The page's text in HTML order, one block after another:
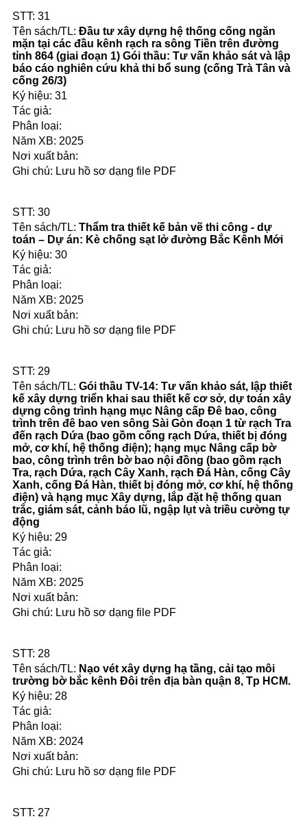
31
Đầu tư xây dựng hệ thống cống ngăn
mặn tại các đầu kênh rạch ra sông Tiền trên đường
tỉnh 864 (giai đoạn 1) Gói thầu: Tư vấn khảo sát và lập
báo cáo nghiên cứu khả thi bổ sung (cống Trà Tân và
cống 26/3)
31
2025
Lưu hồ sơ dạng file PDF
30
Thẩm tra thiết kế bản vẽ thi công - dự
toán – Dự án: Kè chống sạt lở đường Bắc Kênh Mới
30
2025
Lưu hồ sơ dạng file PDF
29
Gói thầu TV-14: Tư vấn khảo sát, lập thiết
kế xây dựng triển khai sau thiết kế cơ sở, dự toán xây
dựng công trình hạng mục Nâng cấp Đê bao, công
trình trên đê bao ven sông Sài Gòn đoạn 1 từ rạch Tra
đến rạch Dứa (bao gồm cống rạch Dứa, thiết bị đóng
mở, cơ khí, hệ thống điện); hạng mục Nâng cấp bờ
bao, công trình trên bờ bao nội đồng (bao gồm rạch
Tra, rạch Dứa, rạch Cây Xanh, rạch Đá Hàn, cống Cây
Xanh, cống Đá Hàn, thiết bị đóng mở, cơ khí, hệ thống
điện) và hạng mục Xây dựng, lắp đặt hệ thống quan
trắc, giám sát, cảnh báo lũ, ngập lụt và triều cường tự
động
29
2025
Lưu hồ sơ dạng file PDF
28
Nạo vét xây dựng hạ tầng, cải tạo môi
trường bờ bắc kênh Đôi trên địa bàn quận 8, Tp HCM.
28
2024
Lưu hồ sơ dạng file PDF
27